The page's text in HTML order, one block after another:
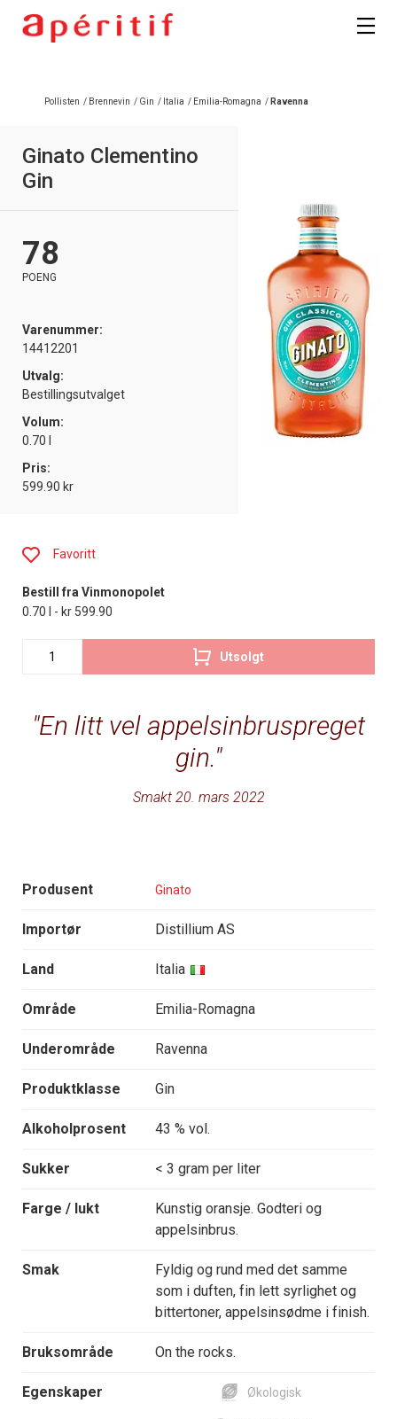
Pollisten / Brennevin / Gin / Italia / Emilia-Romagna / Ravenna
Ginato Clementino
Gin
78
POENG
Varenummer:
14412201
Utvalg:
Bestillingsutvalget
Volum:
0.70 l
Pris:
599.90 kr
En litt vel appelsinbruspreget
gin.
Smakt 20. mars 2022
Produsent Ginato
Importør Distillium AS
Land Italia
Område Emilia-Romagna
Underområde Ravenna
Produktklasse Gin
Alkoholprosent 43 % vol.
Sukker < 3 gram per liter
Farge / lukt
Kunstig oransje. Godteri og
appelsinbrus.
Smak
Fyldig og rund med det samme
som i duften, fin lett syrlighet og
bittertoner, appelsinsødme i finish.
Bruksområde On the rocks.
Egenskaper Økologisk
Favoritt
Bestill fra Vinmonopolet
0.70 l - kr 599.90
Utsolgt